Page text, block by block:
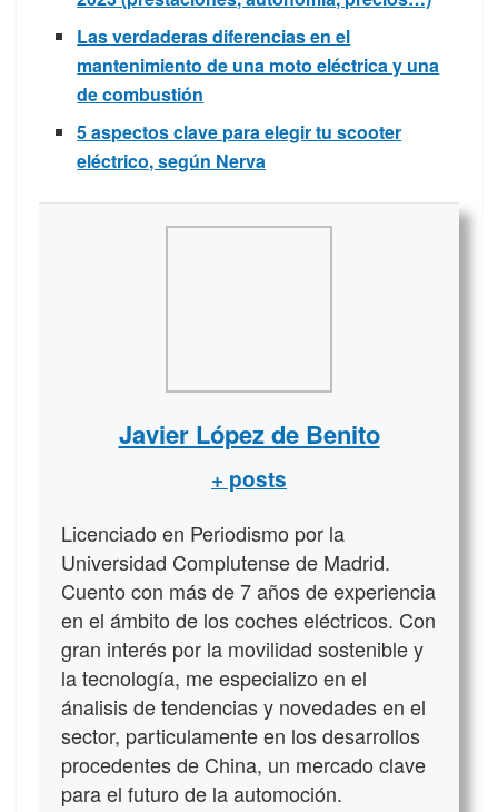
Las verdaderas diferencias en el
mantenimiento de una moto eléctrica y una
de combustión
5 aspectos clave para elegir tu scooter
eléctrico, según Nerva
Javier López de Benito
+ posts
Licenciado en Periodismo por la
Universidad Complutense de Madrid.
Cuento con más de 7 años de experiencia
en el ámbito de los coches eléctricos. Con
gran interés por la movilidad sostenible y
la tecnología, me especializo en el
ánalisis de tendencias y novedades en el
sector, particulamente en los desarrollos
procedentes de China, un mercado clave
para el futuro de la automoción.